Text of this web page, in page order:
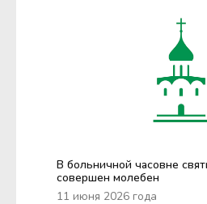
В больничной часовне
совершен молебен
11 июня 2026 года